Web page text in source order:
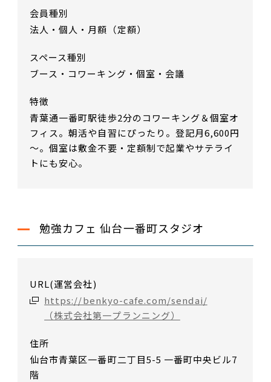
会員種別
法人・個人・月額（定額）
スペース種別
ブース・コワーキング・個室・会議
特徴
青葉通一番町駅徒歩2分のコワーキング＆個室オ
フィス。朝活や自習にぴったり。登記月6,600円
～。個室は敷金不要・定額制で起業やサテライ
トにも安心。
勉強カフェ 仙台一番町スタジオ
URL(運営会社)
https://benkyo-cafe.com/sendai/
（株式会社第一プランニング）
住所
仙台市青葉区一番町二丁目5-5 一番町中央ビル7
階